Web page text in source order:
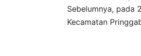
Sebelumnya, pada
Kecamatan